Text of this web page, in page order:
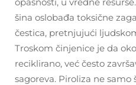
šina oslobađa toksične
čestica, pretnjujući
Troskom činjenice je da
reciklirano, već često
sagoreva. Piroliza ne